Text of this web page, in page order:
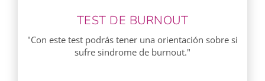
TEST DE BURNOUT
"Con este test podrás tener una orientación sobre si
sufre sindrome de burnout."